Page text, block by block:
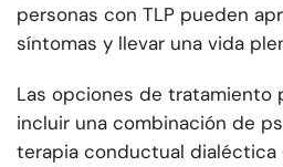
personas con TLP pueden
síntomas y llevar una vida
Las opciones de tratamiento
incluir una combinación de
terapia conductual dialéctica